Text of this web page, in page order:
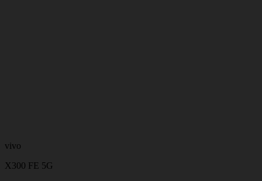
vivo
X300 FE 5G